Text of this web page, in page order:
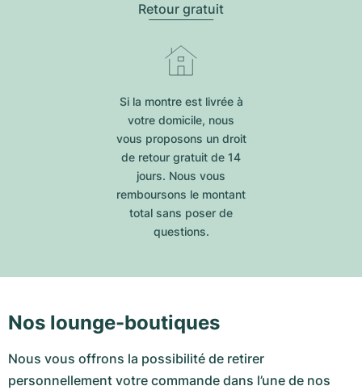
Retour gratuit
Si la montre est livrée à
votre domicile, nous
vous proposons un droit
de retour gratuit de 14
jours. Nous vous
remboursons le montant
total sans poser de
questions.
Nos lounge-boutiques
Nous vous offrons la possibilité de retirer
personnellement votre commande dans l’une de nos